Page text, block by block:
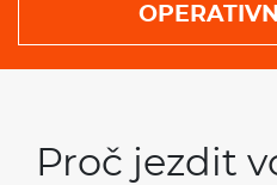
Proč jezdit